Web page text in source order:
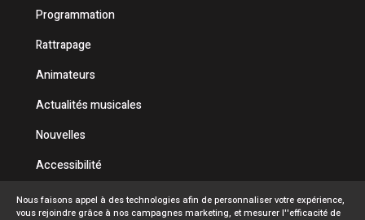
Programmation
Rattrapage
Animateurs
Actualités musicales
Nouvelles
Accessibilité
Politique de confidentialité
Nous faisons appel à des technologies afin de personnaliser votre expérience,
vous rejoindre grâce à nos campagnes marketing, et mesurer l''efficacité de